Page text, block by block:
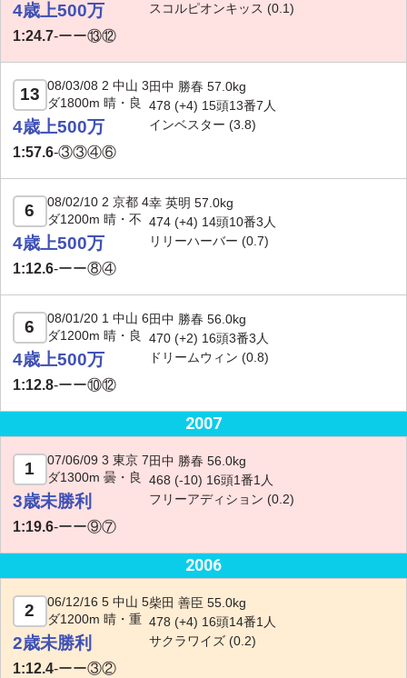
4歳上500万
1:24.7-ーー⑬⑫
スコルピオンキッス (0.1)
13
08/03/08 2 中山 3
ダ1800m 晴・良
4歳上500万
1:57.6-③③④⑥
田中 勝春 57.0kg
478 (+4) 15頭13番7人
インベスター (3.8)
6
08/02/10 2 京都 4
ダ1200m 晴・不
4歳上500万
1:12.6-ーー⑧④
幸 英明 57.0kg
474 (+4) 14頭10番3人
リリーハーバー (0.7)
6
08/01/20 1 中山 6
ダ1200m 晴・良
4歳上500万
1:12.8-ーー⑩⑫
田中 勝春 56.0kg
470 (+2) 16頭3番3人
ドリームウィン (0.8)
2007
1
07/06/09 3 東京 7
ダ1300m 曇・良
3歳未勝利
1:19.6-ーー⑨⑦
田中 勝春 56.0kg
468 (-10) 16頭1番1人
フリーアディション (0.2)
2006
2
06/12/16 5 中山 5
ダ1200m 晴・重
2歳未勝利
1:12.4-ーー③②
柴田 善臣 55.0kg
478 (+4) 16頭14番1人
サクラワイズ (0.2)